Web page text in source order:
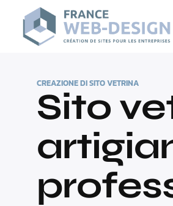
CREAZIONE DI SITO VETRINA
Sito